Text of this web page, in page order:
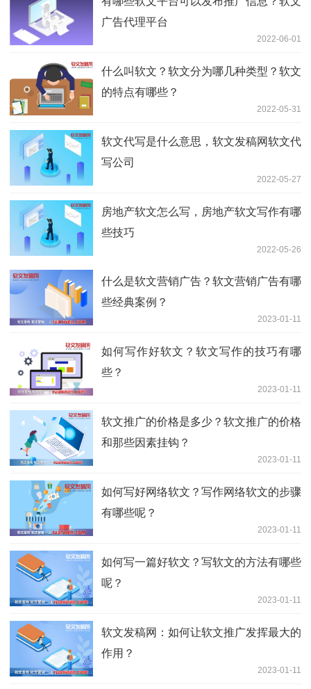
广告代理平台
2022-06-01
什么叫软文？软文分为哪几种类型？软文
的特点有哪些？
2022-05-31
软文代写是什么意思，软文发稿网软文代
写公司
2022-05-27
房地产软文怎么写，房地产软文写作有哪
些技巧
2022-05-26
什么是软文营销广告？软文营销广告有哪
些经典案例？
2023-01-11
如何写作好软文？软文写作的技巧有哪
些？
2023-01-11
软文推广的价格是多少？软文推广的价格
和那些因素挂钩？
2023-01-11
如何写好网络软文？写作网络软文的步骤
有哪些呢？
2023-01-11
如何写一篇好软文？写软文的方法有哪些
呢？
2023-01-11
软文发稿网：如何让软文推广发挥最大的
作用？
2023-01-11